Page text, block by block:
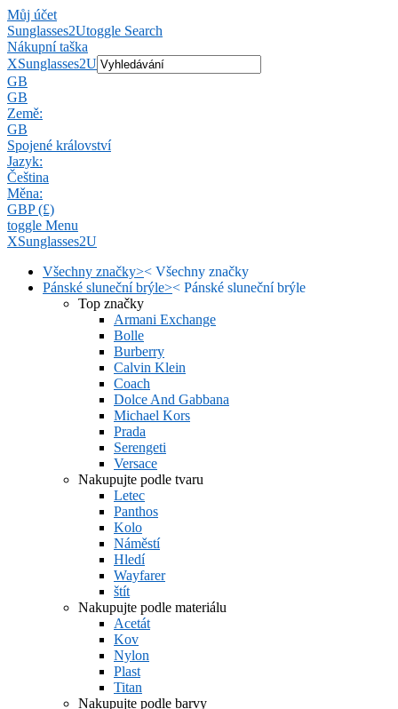
Můj účet
Sunglasses2Utoggle Search
Nákupní taška
XSunglasses2U
GB
GB
Země:
GB
Spojené království
Jazyk:
Čeština
Měna:
GBP (£)
toggle Menu
XSunglasses2U
Všechny značky>< Všechny značky
Pánské sluneční brýle>< Pánské sluneční brýle
Top značky
Armani Exchange
Bolle
Burberry
Calvin Klein
Coach
Dolce And Gabbana
Michael Kors
Prada
Serengeti
Versace
Nakupujte podle tvaru
Letec
Panthos
Kolo
Náměstí
Hledí
Wayfarer
štít
Nakupujte podle materiálu
Acetát
Kov
Nylon
Plast
Titan
Nakupujte podle barvy